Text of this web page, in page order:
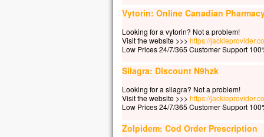
les
«
«
Vytorin: Online Canadian
Looking for a vytorin? Not a problem!
Visit the website >>> https://
Low Prices 24/7/365 Customer Support
Silagra: Discount N9hzk
Looking for a silagra? Not a problem!
Visit the website >>> https://
Low Prices 24/7/365 Customer Support
Zolpidem: Cod Order Prescription